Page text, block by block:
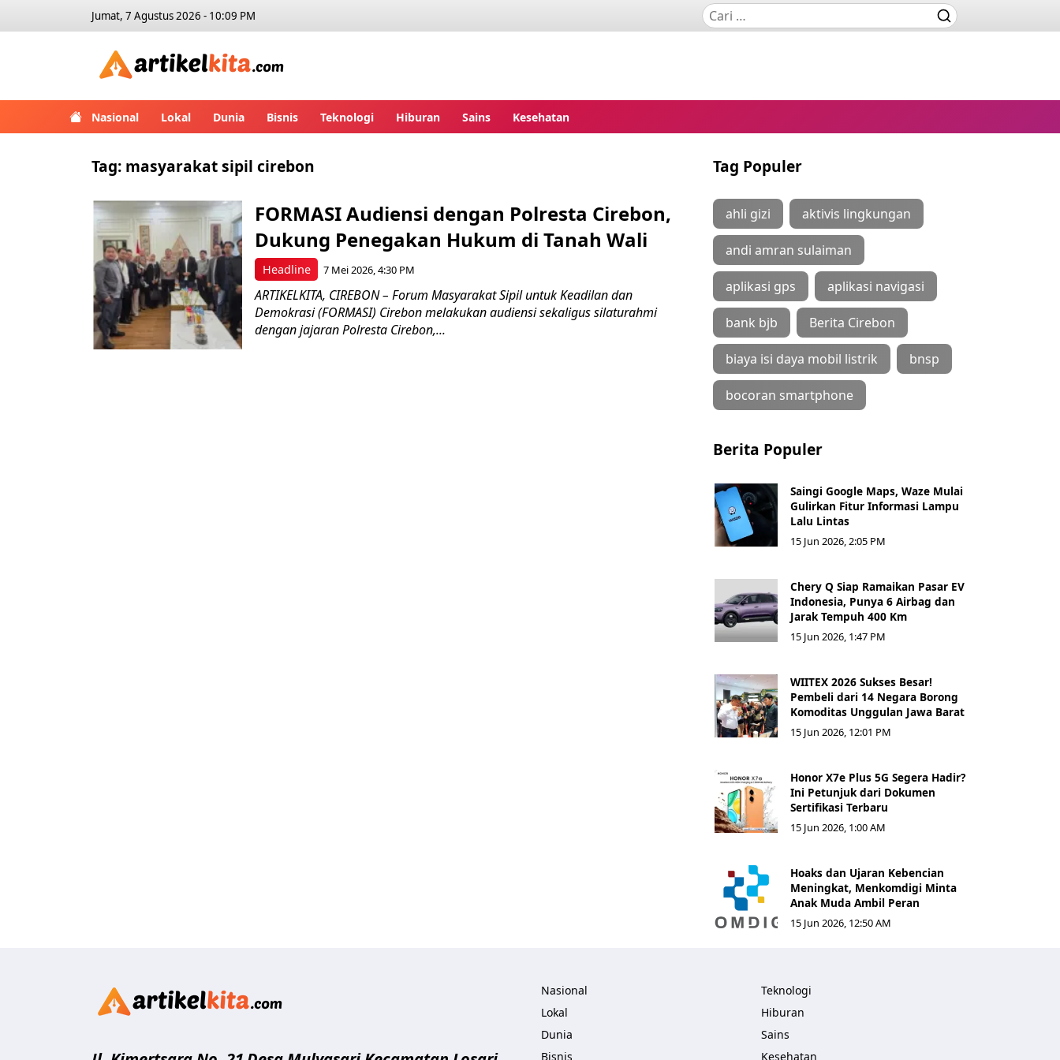
Jumat, 7 Agustus 2026 - 10:09 PM
Nasional Lokal Dunia Bisnis Teknologi Hiburan Sains Kesehatan
Tag: masyarakat sipil cirebon
Headline
FORMASI Audiensi dengan Polresta Cirebon,
Dukung Penegakan Hukum di Tanah Wali
7 Mei 2026, 4:30 PM
ARTIKELKITA, CIREBON – Forum Masyarakat Sipil untuk Keadilan dan
Demokrasi (FORMASI) Cirebon melakukan audiensi sekaligus silaturahmi
dengan jajaran Polresta Cirebon,...
Tag Populer
ahli gizi aktivis lingkungan
andi amran sulaiman
aplikasi gps aplikasi navigasi
bank bjb Berita Cirebon
biaya isi daya mobil listrik bnsp
bocoran smartphone
Berita Populer
Saingi Google Maps, Waze Mulai
Gulirkan Fitur Informasi Lampu
Lalu Lintas
15 Jun 2026, 2:05 PM
Chery Q Siap Ramaikan Pasar EV
Indonesia, Punya 6 Airbag dan
Jarak Tempuh 400 Km
15 Jun 2026, 1:47 PM
WIITEX 2026 Sukses Besar!
Pembeli dari 14 Negara Borong
Komoditas Unggulan Jawa Barat
15 Jun 2026, 12:01 PM
Honor X7e Plus 5G Segera Hadir?
Ini Petunjuk dari Dokumen
Sertifikasi Terbaru
15 Jun 2026, 1:00 AM
Hoaks dan Ujaran Kebencian
Meningkat, Menkomdigi Minta
Anak Muda Ambil Peran
15 Jun 2026, 12:50 AM
Nasional
Lokal
Dunia
Bisnis
Teknologi
Hiburan
Sains
Kesehatan